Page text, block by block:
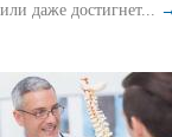
или даже достигнет... →